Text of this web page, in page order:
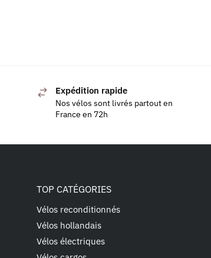
Expédition rapide
Nos vélos sont livrés partout en
France en 72h
TOP CATÉGORIES
Vélos reconditionnés
Vélos hollandais
Vélos électriques